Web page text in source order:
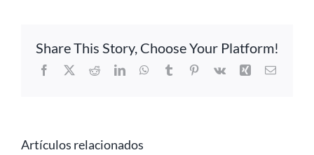
Share This Story, Choose Your Platform!
Facebook
X RedditLinkedInWhatsApp
TumblrPinterest
Vk Xing Correo
Artículos relacionados